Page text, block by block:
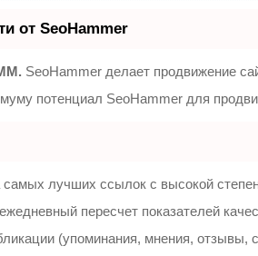
от SeoHammer
SeoHammer делает продвижение
потенциал SeoHammer для
лучших ссылок с высокой
пересчет показателей
(упоминания, мнения, отзывы,